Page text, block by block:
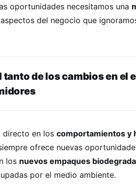
oportunidades necesitamos una
del negocio que
tanto de los cambios en el
directo en los comportamientos y
ofrece nuevas
los nuevos empaques
por el medio ambiente.